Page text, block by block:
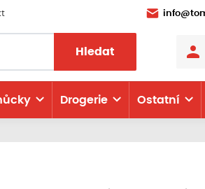
Hledat
Drogerie Ostatní